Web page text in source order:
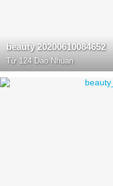
beauty 20200610084652
Từ 124 Dao Nhuan